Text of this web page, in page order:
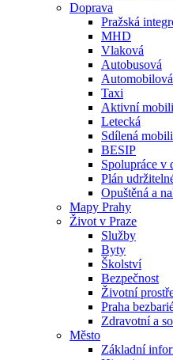
Doprava
Pražská
MHD
Vlaková
Autobusová
Automobilová
Taxi
Aktivní
Letecká
Sdílená
BESIP
Spolupráce v
Plán
Opuštěná a
Mapy Prahy
Život v Praze
Služby
Byty
Školství
Bezpečnost
Životní
Praha
Zdravotní a
Město
Základní